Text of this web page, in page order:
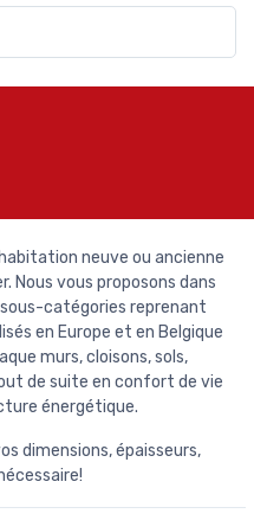
neuve ou ancienne
Nous vous proposons dans
catégories reprenant
en Europe et en Belgique
murs, cloisons, sols,
de suite en confort de vie
énergétique.
dimensions, épaisseurs,